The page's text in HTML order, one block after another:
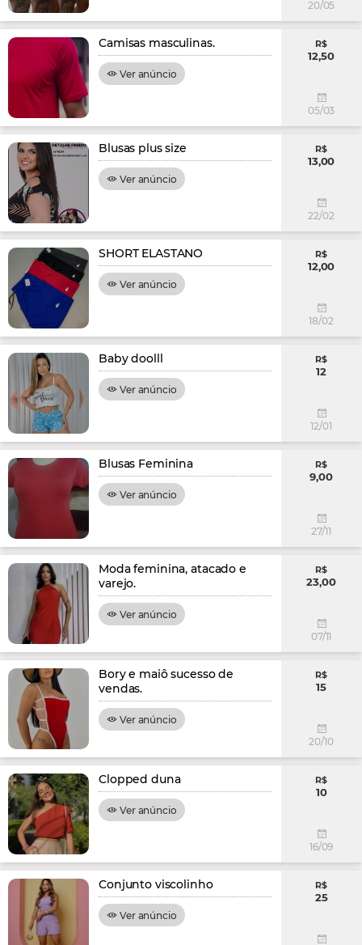
20/05
Camisas masculinas.
Ver anúncio
R$
12,50
05/03
Blusas plus size
Ver anúncio
R$
13,00
22/02
SHORT ELASTANO
Ver anúncio
R$
12,00
18/02
Baby doolll
Ver anúncio
R$
12
12/01
Blusas Feminina
Ver anúncio
R$
9,00
27/11
Moda feminina, atacado e
varejo.
Ver anúncio
R$
23,00
07/11
Bory e maiô sucesso de
vendas.
Ver anúncio
R$
15
20/10
Clopped duna
Ver anúncio
R$
10
16/09
Conjunto viscolinho
Ver anúncio
R$
25